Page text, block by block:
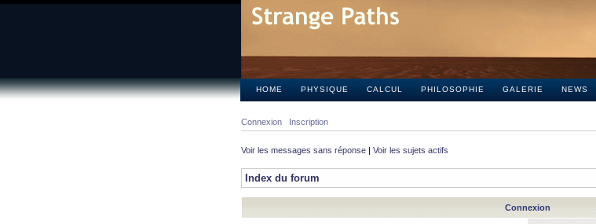
HOME PHYSIQUE CALCUL PHILOSOPHIE GALERIE NEWS
Connexion Inscription
Voir les messages sans réponse | Voir les sujets actifs
Index du forum
Connexion